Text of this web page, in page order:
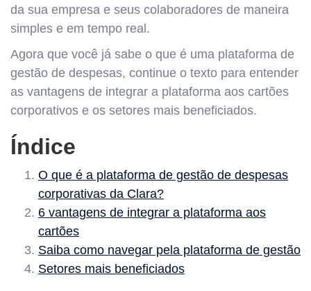
da sua empresa e seus colaboradores de maneira
simples e em tempo real.
Agora que você já sabe o que é uma plataforma de
gestão de despesas, continue o texto para entender
as vantagens de integrar a plataforma aos cartões
corporativos e os setores mais beneficiados.
Índice
O que é a plataforma de gestão de despesas
corporativas da Clara?
6 vantagens de integrar a plataforma aos
cartões
Saiba como navegar pela plataforma de gestão
Setores mais beneficiados